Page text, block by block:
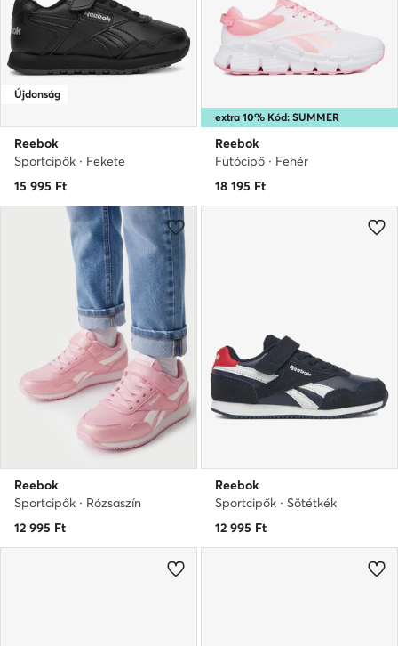
Újdonság
Reebok
Sportcipők · Fekete
15 995 Ft
extra 10% Kód: SUMMER
Reebok
Futócipő · Fehér
18 195 Ft
Reebok
Sportcipők · Rózsaszín
12 995 Ft
Reebok
Sportcipők · Sötétkék
12 995 Ft